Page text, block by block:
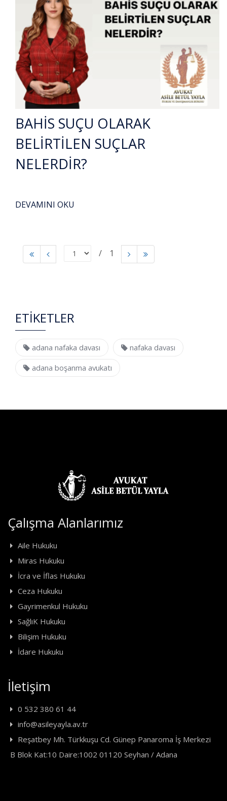
BAHİS SUÇU OLARAK
BELİRTİLEN SUÇLAR
NELERDİR?
DEVAMINI OKU
1
ETİKETLER
adana nafaka davası
nafaka davası
adana boşanma avukatı
Çalışma Alanlarımız
Aile Hukuku
Miras Hukuku
İcra ve İflas Hukuku
Ceza Hukuku
Gayrimenkul Hukuku
SağlıK Hukuku
Bilişim Hukuku
İdare Hukuku
İletişim
0 532 380 61 44
info@asileyayla.av.tr
Reşatbey Mh. Türkkuşu Cd. Günep Panaroma İş Merkezi
B Blok Kat:10 Daire:1002 01120 Seyhan / Adana